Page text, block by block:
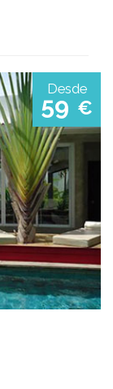
Desde
59 €